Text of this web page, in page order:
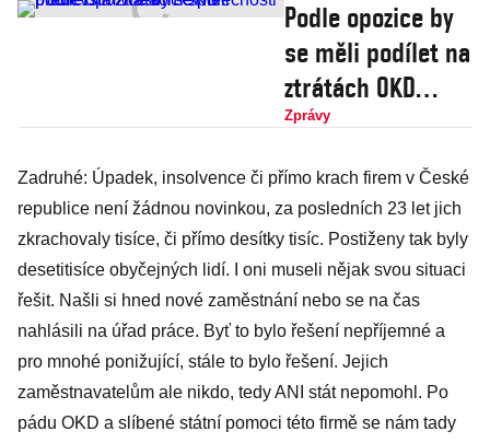
Podle opozice by
se měli podílet na
ztrátách OKD
především
společnosti
Zprávy
Zadruhé: Úpadek, insolvence či přímo krach firem v České
republice není žádnou novinkou, za posledních 23 let jich
zkrachovaly tisíce, či přímo desítky tisíc. Postiženy tak byly
desetitisíce obyčejných lidí. I oni museli nějak svou situaci
řešit. Našli si hned nové zaměstnání nebo se na čas
nahlásili na úřad práce. Byť to bylo řešení nepříjemné a
pro mnohé ponižující, stále to bylo řešení. Jejich
zaměstnavatelům ale nikdo, tedy ANI stát nepomohl. Po
pádu OKD a slíbené státní pomoci této firmě se nám tady